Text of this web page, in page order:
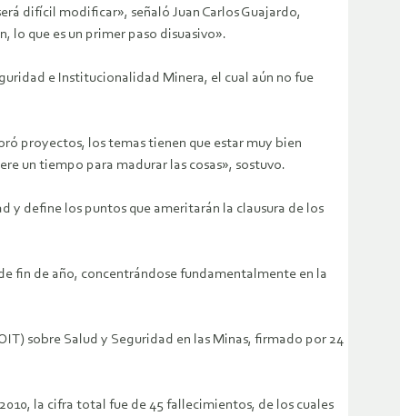
difícil modificar», señaló Juan Carlos Guajardo,
lo que es un primer paso disuasivo».
e Institucionalidad Minera, el cual aún no fue
proyectos, los temas tienen que estar muy bien
un tiempo para madurar las cosas», sostuvo.
y define los puntos que ameritarán la clausura de los
fin de año, concentrándose fundamentalmente en la
sobre Salud y Seguridad en las Minas, firmado por 24
la cifra total fue de 45 fallecimientos, de los cuales